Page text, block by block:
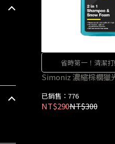
省時第一！清潔
Simoniz 濃縮棕櫚獵
已銷售：776
NT$290NT$300